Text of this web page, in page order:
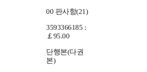
00 판사항(21)
3593366185 :
￡95.00
단행본(다권
본)